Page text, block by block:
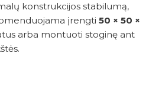
konstrukcijos stabilumą,
įrengti 50 × 50 ×
arba montuoti stoginę ant